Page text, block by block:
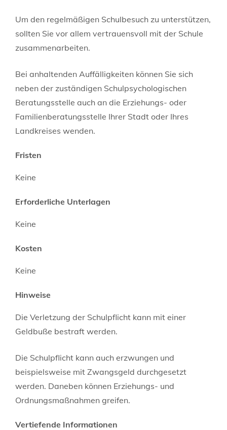
Um den regelmäßigen Schulbesuch zu unterstützen,
sollten Sie vor allem vertrauensvoll mit der Schule
zusammenarbeiten.
Bei anhaltenden Auffälligkeiten können Sie sich
neben der zuständigen Schulpsychologischen
Beratungsstelle auch an die Erziehungs- oder
Familienberatungsstelle Ihrer Stadt oder Ihres
Landkreises wenden.
Fristen
Keine
Erforderliche Unterlagen
Keine
Kosten
Keine
Hinweise
Die Verletzung der Schulpflicht kann mit einer
Geldbuße bestraft werden.
Die Schulpflicht kann auch erzwungen und
beispielsweise mit Zwangsgeld durchgesetzt
werden. Daneben können Erziehungs- und
Ordnungsmaßnahmen greifen.
Vertiefende Informationen